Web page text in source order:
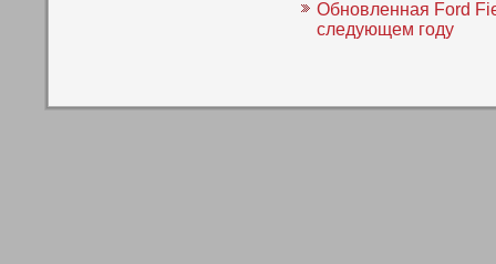
Обновленная Ford
следующем году